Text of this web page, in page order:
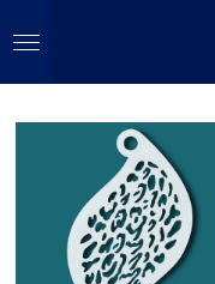
direct
naar
hoofdinhoud